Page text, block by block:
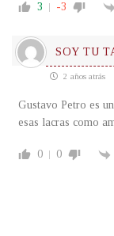
3 -3
SOY TU
2 años atrás
Gustavo Petro es
esas lacras como
0 0